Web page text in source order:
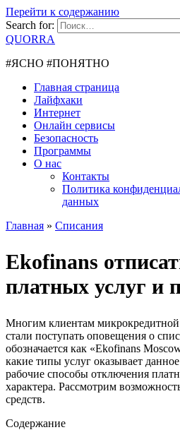
Перейти к содержанию
Search for:
QUORRA
#ЯСНО #ПОНЯТНО
Главная страница
Лайфхаки
Интернет
Онлайн сервисы
Безопасность
Программы
О нас
Контакты
Политика
данных
Главная » Списания
Ekofinans
платных услуг и
Многим клиентам
стали поступать оповещения о
обозначается как «Ekofinans
какие типы услуг оказывает
рабочие способы отключения
характера. Рассмотрим
средств.
Содержание